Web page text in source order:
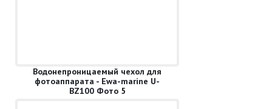
Водонепроницаемый чехол для
фотоаппарата - Ewa-marine U-
BZ100 Фото 5